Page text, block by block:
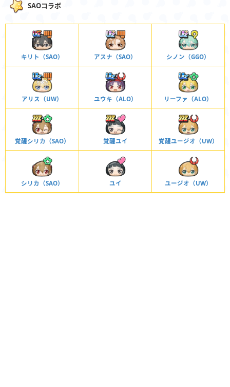
SAOコラボ
キリト（SAO） アスナ（SAO） シノン（GGO）
アリス（UW） ユウキ（ALO） リーファ（ALO）
覚醒シリカ（SAO） 覚醒ユイ 覚醒ユージオ（UW）
シリカ（SAO） ユイ ユージオ（UW）